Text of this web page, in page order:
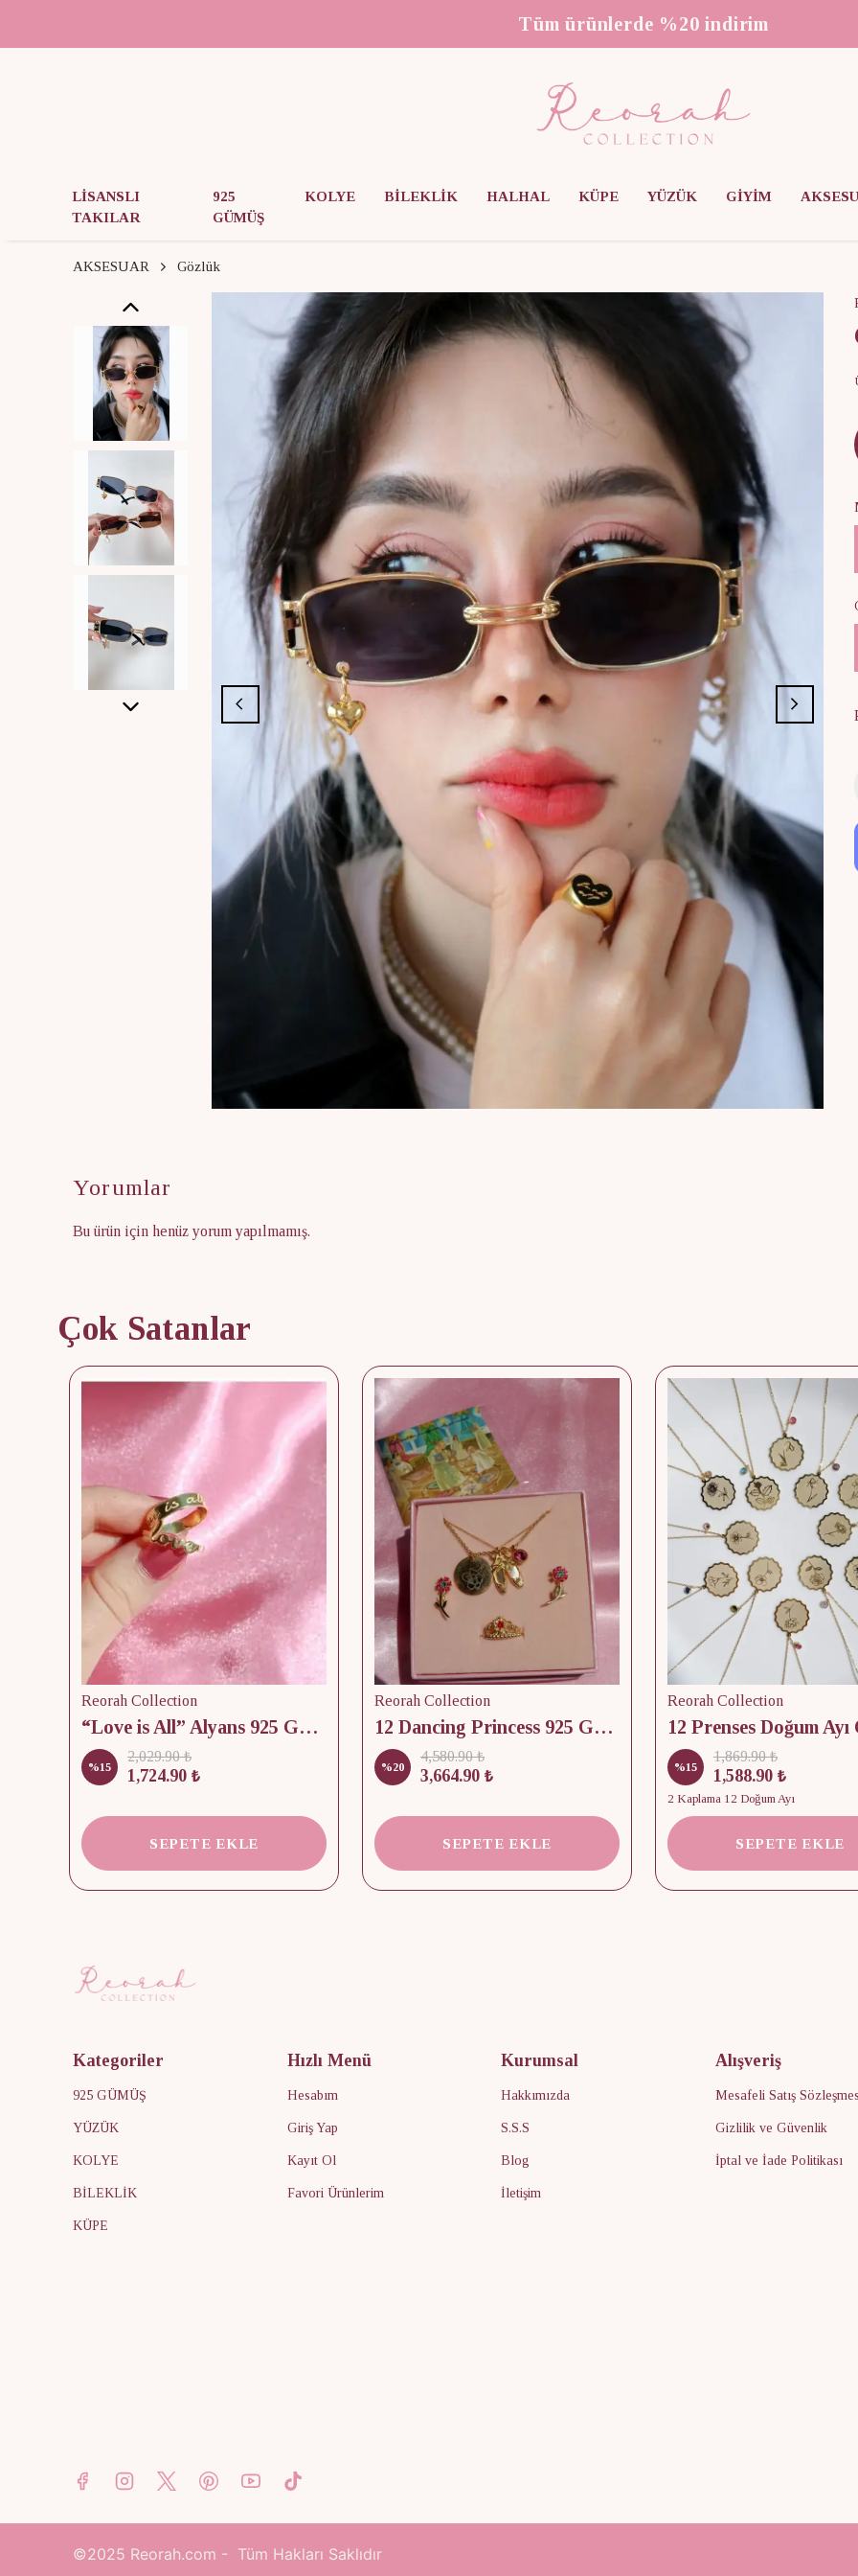
3000 ₺ üzeri ücretsiz kargo
LİSANSLI
TAKILAR
925
GÜMÜŞ
KOLYE BİLEKLİK HALHAL KÜPE YÜZÜK GİYİM
AKSESUAR Gözlük
Yorumlar
Bu ürün için henüz yorum yapılmamış.
Çok Satanlar
Reorah Collection
“Love is All” Alyans 925 Gümüş - Medium Beden
%15
2,029.90 ₺
1,724.90 ₺
SEPETE EKLE
Reorah Collection
12 Dancing Princess 925 Gümüş/ Kolye, Küpe ve Yüzük Set
%20
4,580.90 ₺
3,664.90 ₺
SEPETE EKLE
Reorah Collection
%15
1,869.90 ₺
1,588.90 ₺
2 Kaplama 12 Doğum Ayı
SEPETE EKLE
Kategoriler
925 GÜMÜŞ
YÜZÜK
KOLYE
BİLEKLİK
KÜPE
Hızlı Menü
Hesabım
Giriş Yap
Kayıt Ol
Favori Ürünlerim
Kurumsal
Hakkımızda
S.S.S
Blog
İletişim
Alışveriş
Mesafeli Satış
Gizlilik ve Güvenlik
İptal ve İade Politikası
©2025 Reorah.com - Tüm Hakları Saklıdır